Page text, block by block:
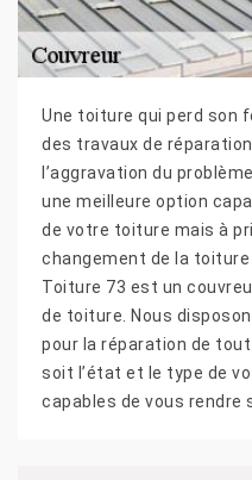
Une toiture qui perd son
des travaux de
l’aggravation du
une meilleure option
de votre toiture mais à
changement de la toiture
Toiture 73 est un
de toiture. Nous
pour la réparation de
soit l’état et le type de
capables de vous rendre